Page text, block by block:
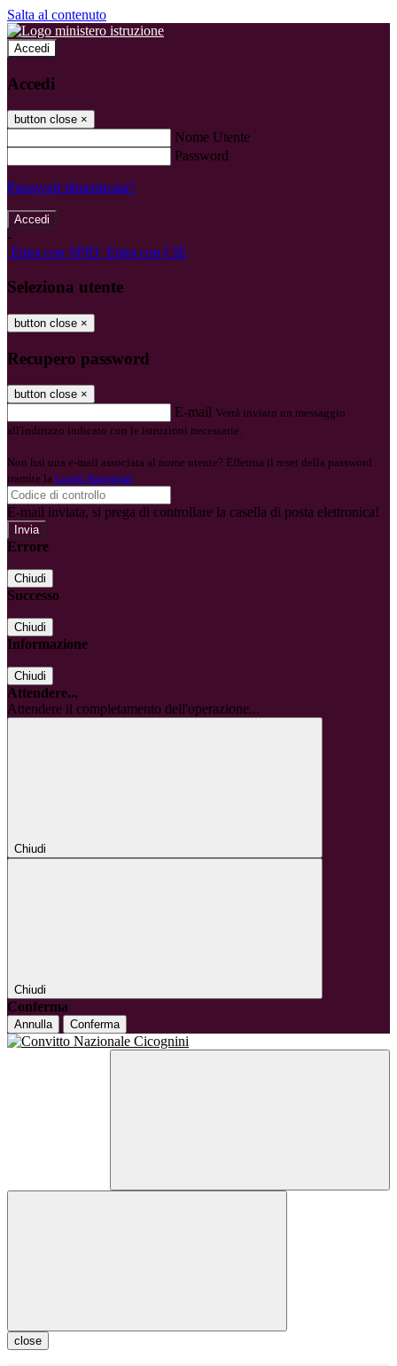
Salta al contenuto
Accedi
Accedi
button close ×
Nome Utente
Password
Password dimenticata?
-
Entra con SPID Entra con CIE
Seleziona utente
button close ×
Recupero password
button close ×
E-mail Verrà inviato un messaggio
all'indirizzo indicato con le istruzioni necessarie.
Non hai una e-mail associata al nome utente? Effettua il reset della password
tramite la Login Spaggiari
E-mail inviata, si prega di controllare la casella di posta elettronica!
Errore
Chiudi
Successo
Chiudi
Informazione
Chiudi
Attendere...
Attendere il completamento dell'operazione...
Chiudi
Chiudi
Conferma
Annulla Conferma
close